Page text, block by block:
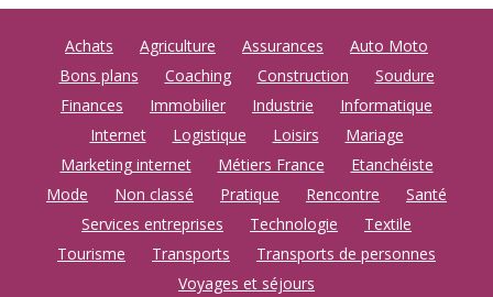
Achats Agriculture Assurances
Auto Moto
Bons plans
Coaching Construction
Soudure
Finances
Immobilier Industrie
Informatique
Internet
Logistique Loisirs
Mariage
Marketing internet
Métiers France
Etanchéiste
Mode
Non classé Pratique Rencontre
Santé
Services entreprises
Technologie
Textile
Tourisme
Transports
Transports de personnes
Voyages et séjours